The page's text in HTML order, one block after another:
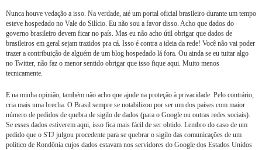
Nunca houve vedação a isso. Na verdade, até um portal oficial brasileiro durante um tempo
esteve hospedado no Vale do Silício. Eu não sou a favor disso. Acho que dados do
governo brasileiro devem ficar no país. Mas eu não acho útil obrigar que dados de
brasileiros em geral sejam trazidos pra cá. Isso é contra a ideia da rede! Você não vai poder
trazer a contribuição de alguém de um blog hospedado lá fora. Ou ainda se eu tuitar algo
no Twitter, não faz o menor sentido obrigar que isso fique aqui. Muito menos
tecnicamente.
E na minha opinião, também não acho que ajude na proteção à privacidade. Pelo contrário,
cria mais uma brecha. O Brasil sempre se notabilizou por ser um dos países com maior
número de pedidos de quebra de sigilo de dados (para o Google ou outras redes sociais).
Se esses dados estiverem aqui, isso fica mais fácil de ser obtido. Lembro do caso de um
pedido que o STJ julgou procedente para se quebrar o sigilo das comunicações de um
político de Rondônia cujos dados estavam nos servidores do Google dos Estados Unidos